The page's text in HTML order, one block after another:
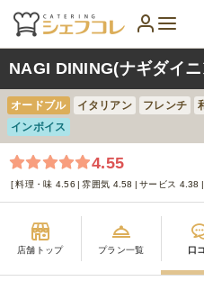
NAGI DINING(ナギダイ
オードブル イタリアン フレンチ
インボイス
4.55
料理・味 4.56 雰囲気 4.58 サービス 4.38
店舗トップ プラン一覧 口